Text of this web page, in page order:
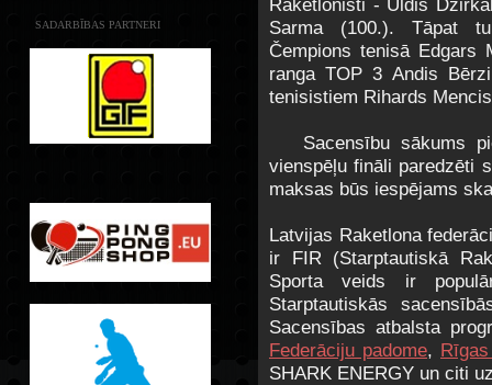
SADARBĪBAS PARTNERI
Raketlonisti - Uldis
Sarma (100.). Tāpat
Čempions tenisā Edgars
ranga TOP 3 Andis
tenisistiem Rihards
Sacensību sākums
vienspēļu fināli paredzēti
maksas būs iespējams
Latvijas Raketlona
ir FIR (Starptautiskā
Sporta veids ir
Starptautiskās
Sacensības atbalsta
Federāciju padome,
SHARK ENERGY un citi